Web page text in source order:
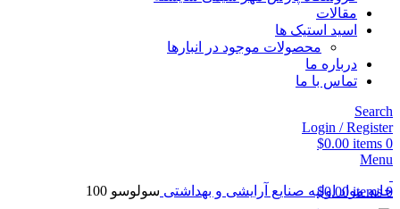
مقالات
اسید استیک ها
محصولات موجود در انبارها
درباره ما
تماس با ما
Search
Login / Register
0
items
$0.00
Menu
0
items
$0.00 خانهمواد اولیه صنایع آرایشی و بهداشتی سولوسو 100